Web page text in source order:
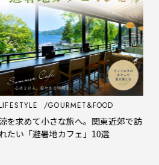
GOURMET&FOOD
めて小さな旅へ。関東近郊で訪
「避暑地カフェ」10選